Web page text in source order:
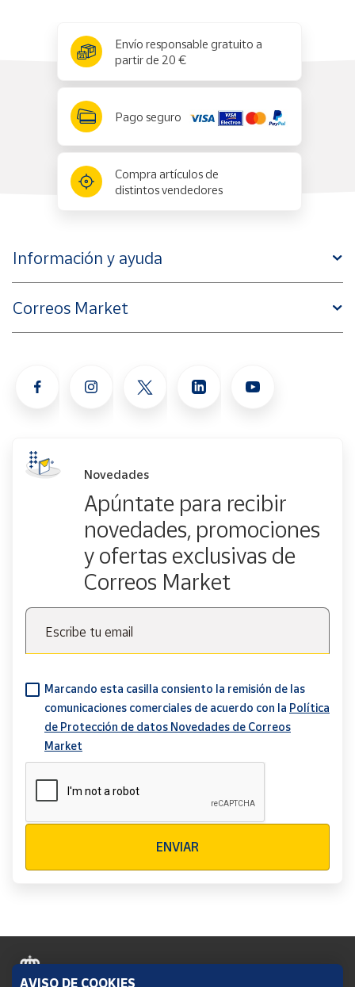
Envío responsable gratuito a
partir de 20 €
Pago seguro
Compra artículos de
distintos vendedores
Información y ayuda
Correos Market
Novedades
Apúntate para recibir
novedades, promociones
y ofertas exclusivas de
Correos Market
Escribe tu email
Marcando esta casilla consiento la remisión de las
comunicaciones comerciales de acuerdo con la Política
de Protección de datos Novedades de Correos
Market
ENVIAR
AVISO DE COOKIES